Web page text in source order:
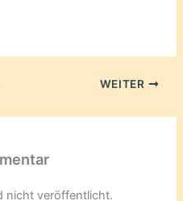
WEITER
nicht veröffentlicht.